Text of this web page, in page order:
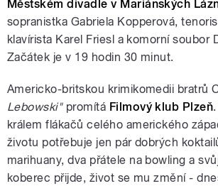
Městském divadle v Mariánských
sopranistka Gabriela Kopperová,
klavírista Karel Friesl a komorní soubor
Začátek je v 19 hodin 30 minut.
Americko-britskou krimikomedii bratrů
Lebowski" promítá Filmový klub Plzeň
králem flákačů celého amerického
životu potřebuje jen pár dobrých
marihuany, dva přátele na bowling a
koberec přijde, život se mu změní -